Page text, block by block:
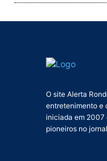
O site Alerta
entretenimento e
iniciada em 2007
pioneiros no